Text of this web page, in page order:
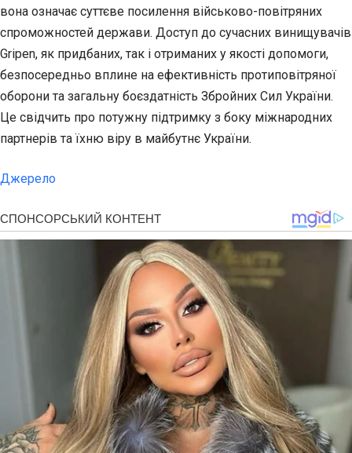
вона означає суттєве посилення військово-повітряних
спроможностей держави. Доступ до сучасних винищувачів
Gripen, як придбаних, так і отриманих у якості допомоги,
безпосередньо вплине на ефективність протиповітряної
оборони та загальну боєздатність Збройних Сил України.
Це свідчить про потужну підтримку з боку міжнародних
партнерів та їхню віру в майбутнє України.
Джерело